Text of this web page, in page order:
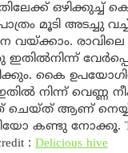
ഒഴിക്കുച്ച്
മൂടി അടച്ചു വച്ച്
വയ്ക്കാം.
കൈ
നിന്ന് വെണ്ണ
ചെയ്ത് ആണ്
കണ്ടു നോക്കൂ. Tips
: Delicious hive